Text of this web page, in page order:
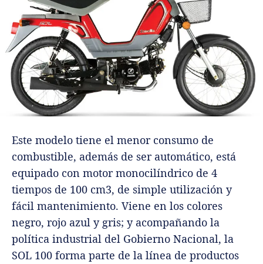
Este modelo tiene el menor consumo de
combustible, además de ser automático, está
equipado con motor monocilíndrico de 4
tiempos de 100 cm3, de simple utilización y
fácil mantenimiento. Viene en los colores
negro, rojo azul y gris; y acompañando la
política industrial del Gobierno Nacional, la
SOL 100 forma parte de la línea de productos